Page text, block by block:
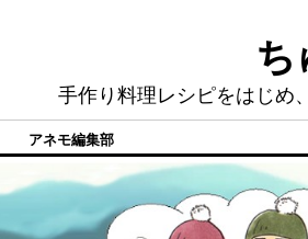
手作り料理レシピをはじめ
アネモ編集部